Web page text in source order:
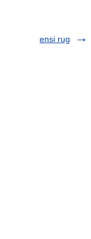
ensi rug